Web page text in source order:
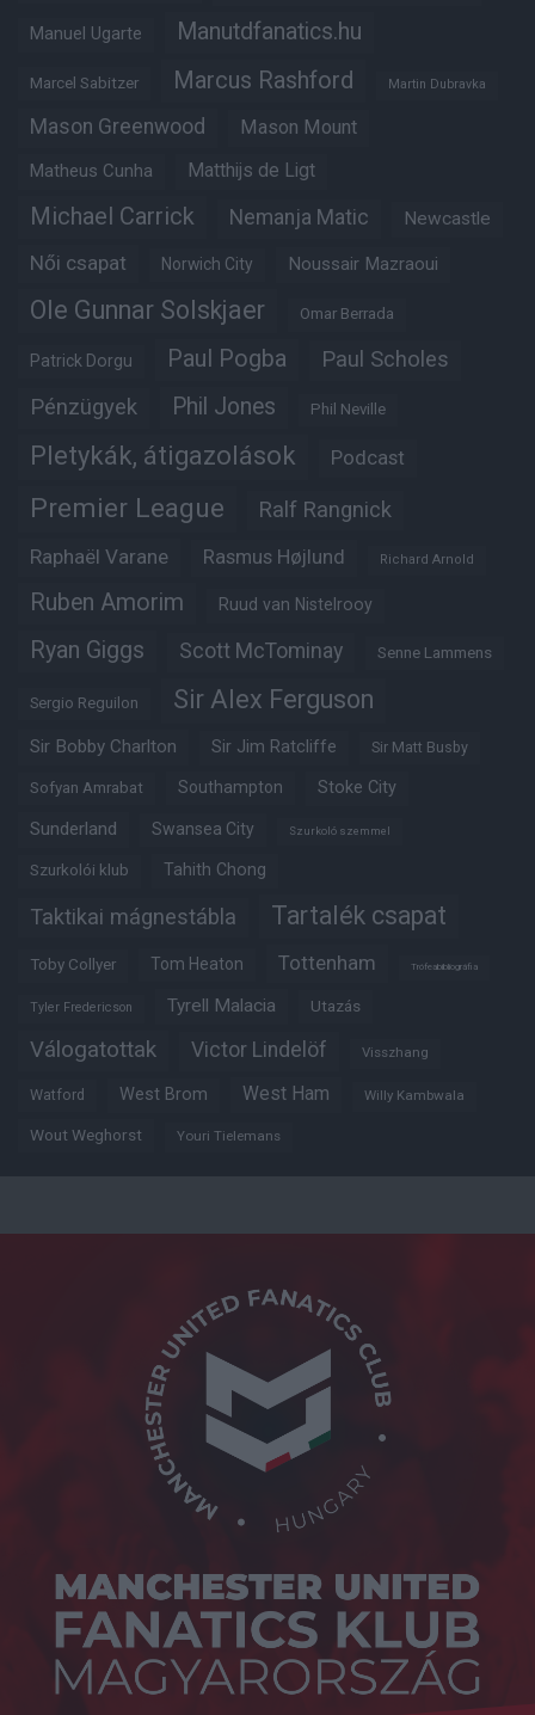
Manuel Ugarte Manutdfanatics.hu
Marcel Sabitzer Marcus Rashford Martin Dubravka
Mason Greenwood Mason Mount
Matheus Cunha Matthijs de Ligt
Michael Carrick Nemanja Matic Newcastle
Női csapat Norwich City Noussair Mazraoui
Ole Gunnar Solskjaer Omar Berrada
Patrick Dorgu Paul Pogba Paul Scholes
Pénzügyek Phil Jones Phil Neville
Pletykák, átigazolások Podcast
Premier League Ralf Rangnick
Raphaël Varane Rasmus Højlund Richard Arnold
Ruben Amorim Ruud van Nistelrooy
Ryan Giggs Scott McTominay Senne Lammens
Sergio Reguilon Sir Alex Ferguson
Sir Bobby Charlton Sir Jim Ratcliffe Sir Matt Busby
Sofyan Amrabat Southampton Stoke City
Sunderland Swansea City Szurkoló szemmel
Szurkolói klub Tahith Chong
Taktikai mágnestábla Tartalék csapat
Toby Collyer Tom Heaton Tottenham Trófeabibliográfia
Tyler Fredericson Tyrell Malacia Utazás
Válogatottak Victor Lindelöf Visszhang
Watford West Brom West Ham Willy Kambwala
Wout Weghorst Youri Tielemans